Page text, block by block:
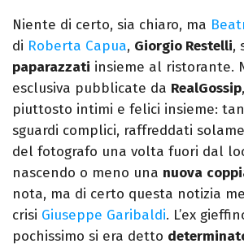
Niente di certo, sia chiaro, ma
di Roberta Capua, Giorgio Restelli,
paparazzati insieme al ristorante.
esclusiva pubblicate da RealGossip
piuttosto intimi e felici insieme:
sguardi complici, raffreddati
del fotografo una volta fuori dal
nascendo o meno una nuova
nota, ma di certo questa notizia
crisi Giuseppe Garibaldi. L’ex
pochissimo si era detto